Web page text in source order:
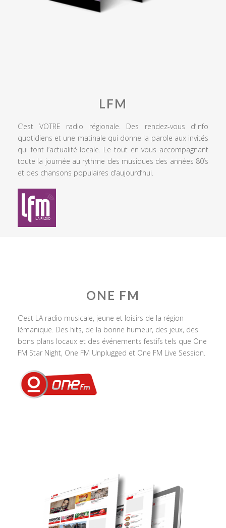
LFM
C’est VOTRE radio régionale. Des rendez-vous d’info
quotidiens et une matinale qui donne la parole aux invités
qui font l’actualité locale. Le tout en vous accompagnant
toute la journée au rythme des musiques des années 80’s
et des chansons populaires d’aujourd’hui.
ONE FM
C’est LA radio musicale, jeune et loisirs de la région
lémanique. Des hits, de la bonne humeur, des jeux, des
bons plans locaux et des événements festifs tels que One
FM Star Night, One FM Unplugged et One FM Live Session.